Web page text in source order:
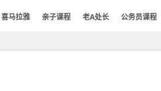
喜马拉雅 亲子课程 老A处长 公务员课程